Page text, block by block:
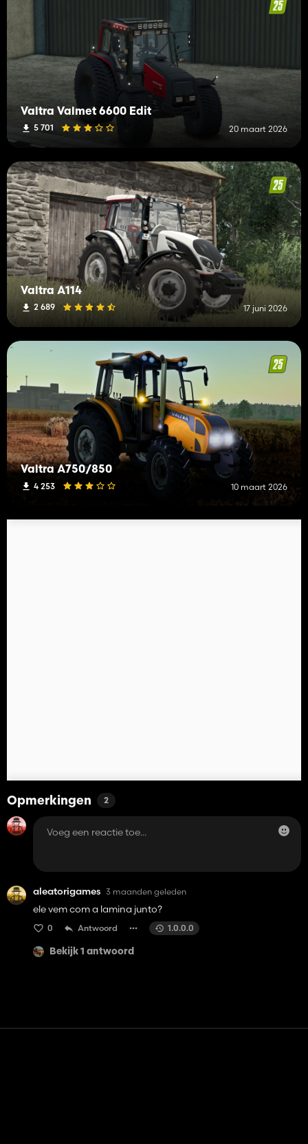
Valtra Valmet 6600 Edit
5 701 20 maart 2026
Valtra A114
2 689 17 juni 2026
Valtra A750/850
4 253 10 maart 2026
Opmerkingen 2
aleatorigames 3 maanden geleden
ele vem com a lamina junto?
0 Antwoord 1.0.0.0
Bekijk 1 antwoord